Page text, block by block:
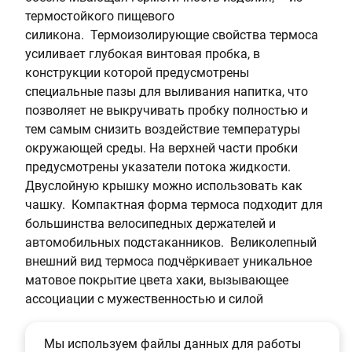
термостойкого пищевого
силикона. Термоизолирующие свойства термоса
усиливает глубокая винтовая пробка, в
конструкции которой предусмотрены
специальные пазы для выливания напитка, что
позволяет не выкручивать пробку полностью и
тем самым снизить воздействие температуры
окружающей среды. На верхней части пробки
предусмотрены указатели потока жидкости.
Двуслойную крышку можно использовать как
чашку. Компактная форма термоса подходит для
большинства велосипедных держателей и
автомобильных подстаканников. Великолепный
внешний вид термоса подчёркивает уникальное
матовое покрытие цвета хаки, вызывающее
ассоциации с мужественностью и силой
Мы используем файлы данных для работы